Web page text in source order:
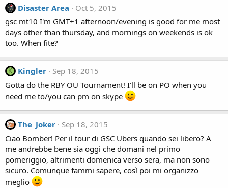
Disaster Area
Oct 5, 2015
gsc mt10 I'm GMT+1 afternoon/evening is good for me most
days other than thursday, and mornings on weekends is ok
too. When fite?
K Kingler
Sep 18, 2015
Gotta do the RBY OU Tournament! I'll be on PO when you
need me to/you can pm on skype
The_Joker
Sep 18, 2015
Ciao Bomber! Per il tour di GSC Ubers quando sei libero? A
me andrebbe bene sia oggi che domani nel primo
pomeriggio, altrimenti domenica verso sera, ma non sono
sicuro. Comunque fammi sapere, così poi mi organizzo
meglio